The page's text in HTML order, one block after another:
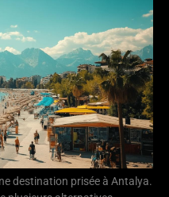
destination prisée à Antalya.